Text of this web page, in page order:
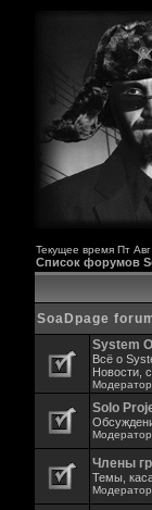
Текущее время Пт
Список форумов
SoaDpage
System
Всё о
Новости,
Solo
Члены
Темы,